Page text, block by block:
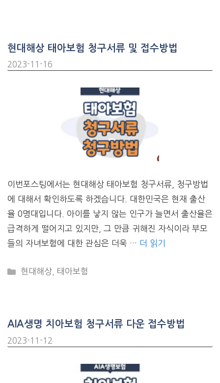
현대해상 태아보험 청구서류 및 접수방법
2023-11-16
이번포스팅에서는 현대해상 태아보험 청구서류, 청구방법
에 대해서 확인하도록 하겠습니다. 대한민국은 현재 출산
율 0명대입니다. 아이를 낳지 않는 인구가 늘면서 출산율은
급격하게 떨어지고 있지만, 그 만큼 귀해진 자식이라 부모
들의 자녀보험에 대한 관심은 더욱 … 더 읽기
CATEGORIES
현대해상 태아보험
AIA생명 치아보험 청구서류 다운 접수방법
2023-11-12